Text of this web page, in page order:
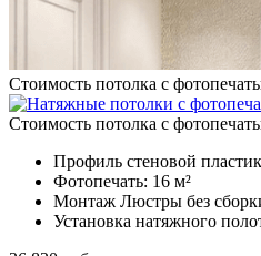
Стоимость потолка с
Стоимость потолка с
Профиль стеновой
Фотопечать: 16 м²
Монтаж Люстры без
Установка натяжного